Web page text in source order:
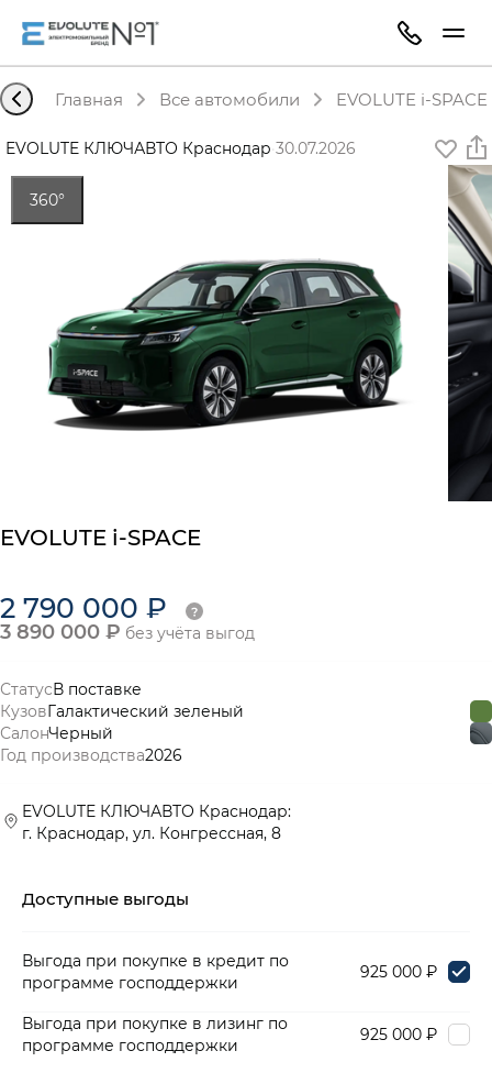
Главная Все автомобили EVOLUTE i-
EVOLUTE КЛЮЧАВТО Краснодар·30.07.2026
360°
EVOLUTE i-SPACE
2 790 000 ₽
3 890 000 ₽ без учёта выгод
СтатусВ поставке
КузовГалактический зеленый
СалонЧерный
Год производства2026
EVOLUTE КЛЮЧАВТО Краснодар:
г. Краснодар, ул. Конгрессная, 8
Доступные выгоды
Выгода при покупке в кредит по
программе господдержки
925 000 ₽
Выгода при покупке в лизинг по
программе господдержки
925 000 ₽